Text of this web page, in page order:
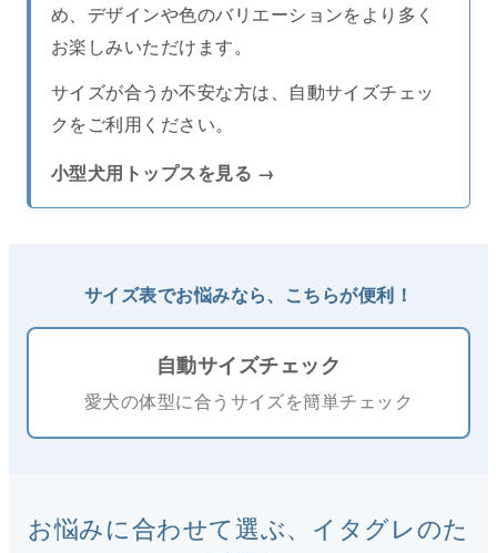
め、デザインや色のバリエーションをより多く
お楽しみいただけます。
サイズが合うか不安な方は、自動サイズチェッ
クをご利用ください。
小型犬用トップスを見る
サイズ表でお悩みなら、こちらが便利！
自動サイズチェック
愛犬の体型に合うサイズを簡単チェック
お悩みに合わせて選ぶ、イタグレのた